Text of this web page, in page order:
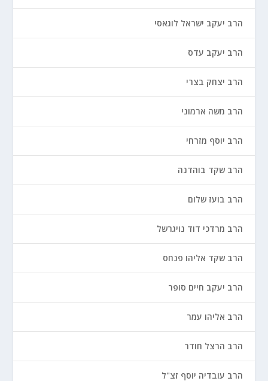
הרב יעקב ישראל לוגאסי
הרב יעקב עדס
הרב יצחק בצרי
הרב משה ארמוני
הרב יוסף מזרחי
הרב שקד בוהדנה
הרב בועז שלום
הרב מרדכי דוד נויגרשל
הרב שקד אליהו פנחס
הרב יעקב חיים סופר
הרב אליהו עמר
הרב הרצל חודר
הרב עובדיה יוסף זצ"ל